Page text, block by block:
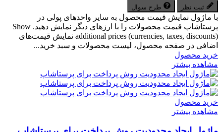
ثبت نظر طرح سوال
با ماژول نمایش قیمت محصول به سایر واحدهای پولی در
پرستاشاپ قیمت محصولات را با ارزهای دیگر نمایش دهید. Show
additional prices (currencies, taxes, discounts) نمایش قیمت‌های
اضافی در صفحه محصول، لیست محصولات و سبد خرید...
خرید محصول
مشاهده بیشتر
خرید محصول
مشاهده بیشتر